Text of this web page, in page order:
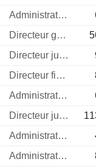
Administrateur
Directeur general
Directeur juridique
Directeur financier
Administrateur
Directeur juridique
Administrateur
Administrateur